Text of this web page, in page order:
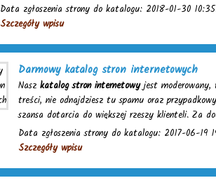
Data zgłoszenia strony do katalogu: 2018-01-30
Szczegóły wpisu
Darmowy katalog stron internetowych
Nasz katalog stron internetowyjest moderowany,
treści, nie odnajdziesz tu spamu oraz
szansa dotarcia do większej rzeszy klienteli. Za
Data zgłoszenia strony do katalogu: 2017-06-19
Szczegóły wpisu